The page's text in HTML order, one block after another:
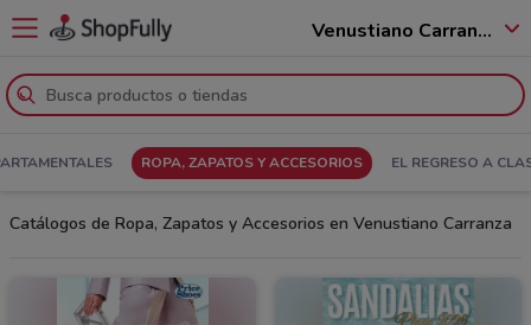
Venustiano Carranza - 15990
ROPA, ZAPATOS Y ACCESORIOS EL REGRESO A
Catálogos de Ropa, Zapatos y Accesorios en Venustiano Carranza